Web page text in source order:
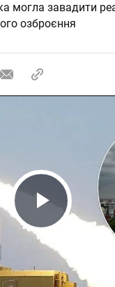
могла завадити
озброєння
Play